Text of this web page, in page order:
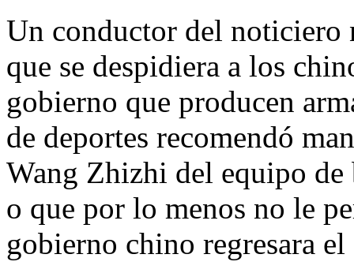
Un conductor del noticiero
que se despidiera a los
gobierno que producen
de deportes recomendó
Wang Zhizhi del equipo
o que por lo menos no le
gobierno chino regresara